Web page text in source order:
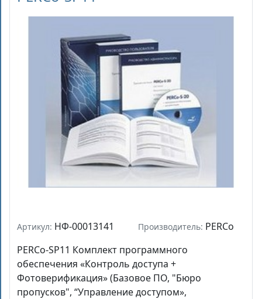
Артикул: НФ-00013141 Производитель: PERCo
PERCo-SP11 Комплект программного
обеспечения «Контроль доступа +
Фотоверификация» (Базовое ПО, "Бюро
пропусков", “Управление доступом»,